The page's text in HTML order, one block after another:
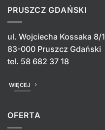
PRUSZCZ GDAŃSKI
ul. Wojciecha Kossaka 8/1
83-000 Pruszcz Gdański
tel. 58 682 37 18
WIĘCEJ
OFERTA